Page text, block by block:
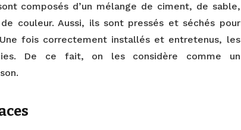
composés d’un mélange de ciment, de sable,
couleur. Aussi, ils sont pressés et séchés pour
fois correctement installés et entretenus, les
De ce fait, on les considère comme un